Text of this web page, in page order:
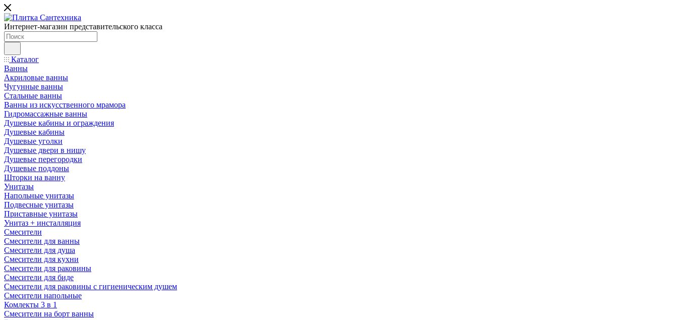
Интернет-магазин представительского класса
Каталог
Ванны
Акриловые ванны
Чугунные ванны
Стальные ванны
Ванны из искусственного мрамора
Гидромассажные ванны
Душевые кабины и ограждения
Душевые кабины
Душевые уголки
Душевые двери в нишу
Душевые перегородки
Душевые поддоны
Шторки на ванну
Унитазы
Напольные унитазы
Подвесные унитазы
Приставные унитазы
Унитаз + инсталляция
Смесители
Смесители для ванны
Смесители для душа
Смесители для кухни
Смесители для раковины
Смесители для биде
Смесители для раковины с гигиеническим душем
Смесители напольные
Комлекты 3 в 1
Смесители на борт ванны